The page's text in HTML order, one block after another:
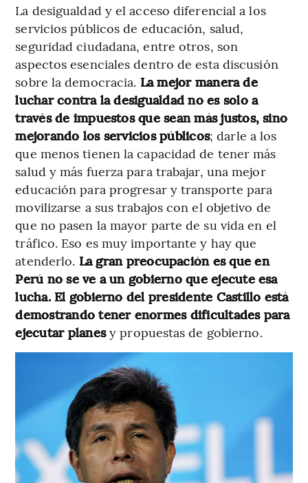
La desigualdad y el acceso diferencial a los
servicios públicos de educación, salud,
seguridad ciudadana, entre otros, son
aspectos esenciales dentro de esta discusión
sobre la democracia. La mejor manera de
luchar contra la desigualdad no es solo a
través de impuestos que sean más justos, sino
mejorando los servicios públicos; darle a los
que menos tienen la capacidad de tener más
salud y más fuerza para trabajar, una mejor
educación para progresar y transporte para
movilizarse a sus trabajos con el objetivo de
que no pasen la mayor parte de su vida en el
tráfico. Eso es muy importante y hay que
atenderlo. La gran preocupación es que en
Perú no se ve a un gobierno que ejecute esa
lucha. El gobierno del presidente Castillo está
demostrando tener enormes dificultades para
ejecutar planesy propuestas de gobierno.